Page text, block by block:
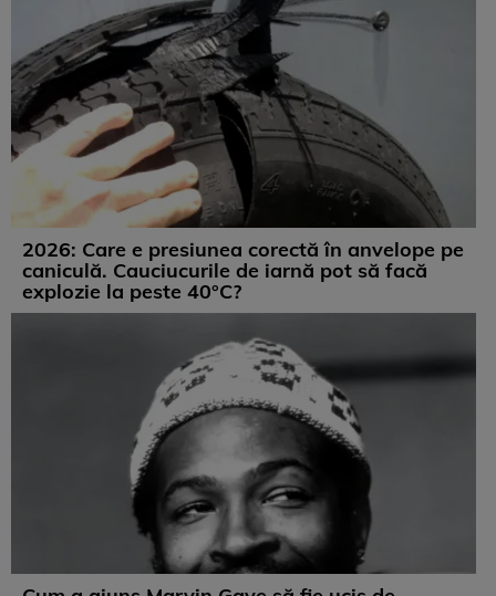
2026: Care e presiunea corectă în anvelope pe
caniculă. Cauciucurile de iarnă pot să facă
explozie la peste 40°C?